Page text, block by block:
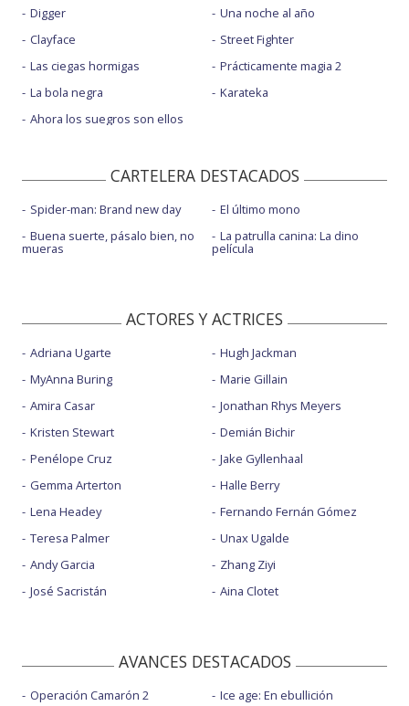
Digger
Clayface
Las ciegas hormigas
La bola negra
Ahora los suegros son ellos
Una noche al año
Street Fighter
Prácticamente magia 2
Karateka
CARTELERA DESTACADOS
Spider-man: Brand new day
Buena suerte, pásalo bien, no
mueras
El último mono
La patrulla canina: La dino
película
ACTORES Y ACTRICES
Adriana Ugarte
MyAnna Buring
Amira Casar
Kristen Stewart
Penélope Cruz
Gemma Arterton
Lena Headey
Teresa Palmer
Andy Garcia
José Sacristán
Hugh Jackman
Marie Gillain
Jonathan Rhys Meyers
Demián Bichir
Jake Gyllenhaal
Halle Berry
Fernando Fernán Gómez
Unax Ugalde
Zhang Ziyi
Aina Clotet
AVANCES DESTACADOS
Operación Camarón 2
Ice age: En ebullición